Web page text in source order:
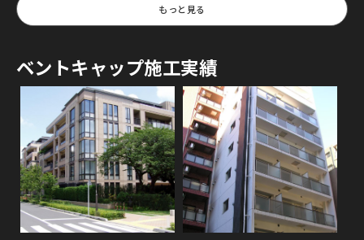
もっと見る
ベントキャップ施工実績